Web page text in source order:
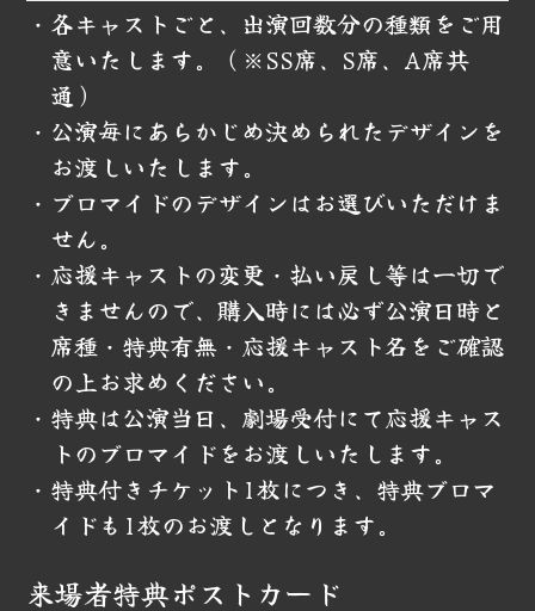
・各キャストごと、出演回数分の種類をご用
意いたします。（※SS席、S席、A席共
通）
・公演毎にあらかじめ決められたデザインを
お渡しいたします。
・ブロマイドのデザインはお選びいただけま
せん。
・応援キャストの変更・払い戻し等は一切で
きませんので、購入時には必ず公演日時と
席種・特典有無・応援キャスト名をご確認
の上お求めください。
・特典は公演当日、劇場受付にて応援キャス
トのブロマイドをお渡しいたします。
・特典付きチケット1枚につき、特典ブロマ
イドも1枚のお渡しとなります。
来場者特典ポストカード